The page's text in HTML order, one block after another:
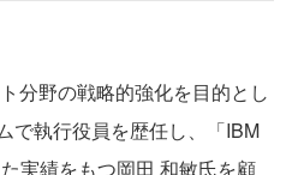
分野の戦略的強化を目的とし
で執行役員を歴任し、「IBM
実績をもつ岡田 和敏氏を顧